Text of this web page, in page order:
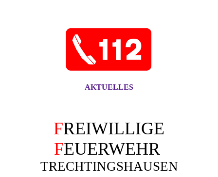
AKTUELLES
FREIWILLIGE
FEUERWEHR
TRECHTINGSHAUSEN